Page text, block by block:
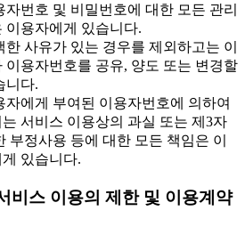
번호 및 비밀번호에 대한 모든 관리
이용자에게 있습니다.
사유가 있는 경우를 제외하고는 이
이용자번호를 공유, 양도 또는 변경할
니다.
에게 부여된 이용자번호에 의하여
서비스 이용상의 과실 또는 제3자
부정사용 등에 대한 모든 책임은 이
있습니다.
비스 이용의 제한 및 이용계약